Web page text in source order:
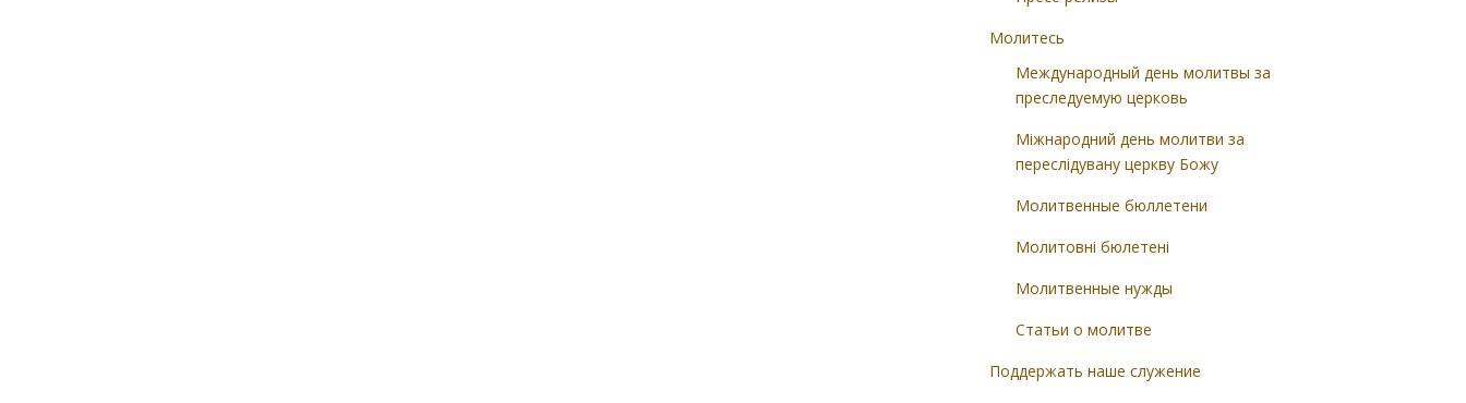
Молитесь
Международный день молитвы за
преследуемую церковь
Міжнародний день молитви за
переслідувану церкву Божу
Молитвенные бюллетени
Молитовні бюлетені
Молитвенные нужды
Статьи о молитве
Поддержать наше служение